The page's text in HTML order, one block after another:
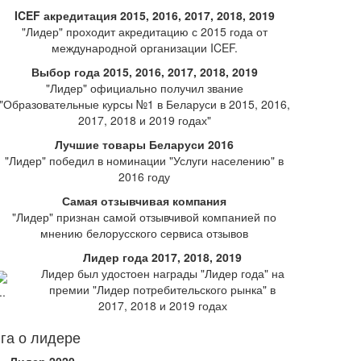
ICEF акредитация 2015, 2016, 2017, 2018, 2019
"Лидер" проходит акредитацию с 2015 года от
международной организации ICEF.
Выбор года 2015, 2016, 2017, 2018, 2019
"Лидер" официально получил звание
курсы №1 в Беларуси в 2015, 2016,
2017, 2018 и 2019 годах"
Лучшие товары Беларуси 2016
"Лидер" победил в номинации "Услуги населению" в
2016 году
Самая отзывчивая компания
"Лидер" признан самой отзывчивой компанией по
мнению белорусского сервиса отзывов
Лидер года 2017, 2018, 2019
Лидер был удостоен награды "Лидер года" на
премии "Лидер потребительского рынка" в
2017, 2018 и 2019 годах
о лидере